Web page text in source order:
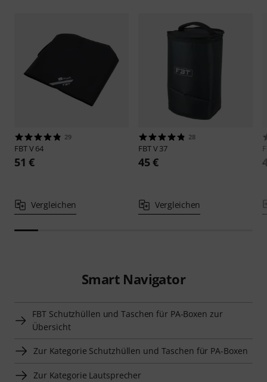
29
FBTV 64
51 €
Vergleichen
28
FBTV 37
45 €
Vergleichen
Smart Navigator
FBT Schutzhüllen und Taschen für PA-Boxen zur
Übersicht
Zur Kategorie Schutzhüllen und Taschen für PA-Boxen
Zur Kategorie Lautsprecher